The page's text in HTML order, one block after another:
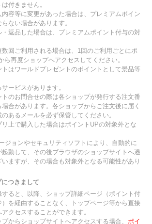
付きません。
容等に変更があった場合は、プレミアムポイン
ない場合があります。
返品した場合は、プレミアムポイント付与の対
数回ご利用される場合は、1回のご利用ごとにポ
ら再度ショップへアクセスしてください。
はワールドプレゼントのポイントとして景品等
ービスがあります。
のお問合せの際は各ショップが発行する注文番
合があります。各ショップからご注文後に届く
あるメールを必ず保管してください。
上で購入した場合はポイントUPの対象外とな
ジョンやセキュリティソフトにより、自動的に
動して、その後ブラウザのショップサイトへ遷
ますが、その場合も対象外となる可能性があり
つきまして
すると、以降、ショップ詳細ページ（ポイント付
を経由することなく、トップページ等から直接
クセスすることができます。
からショップサイトへアクセスする場合、 ポイ